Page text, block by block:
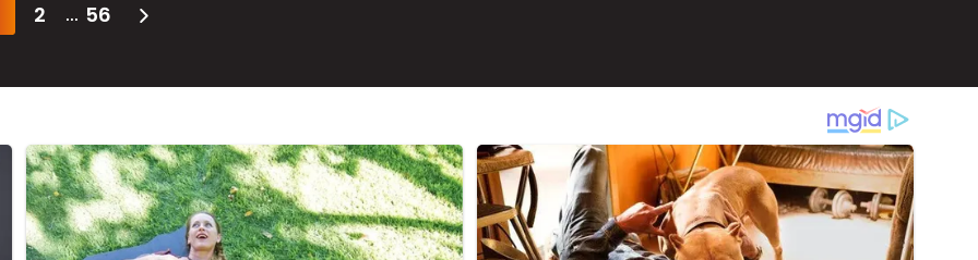
2 ... 56